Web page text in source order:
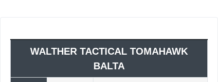
WALTHER TACTICAL TOMAHAWK
BALTA